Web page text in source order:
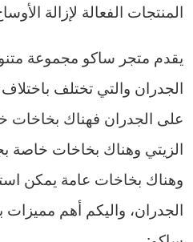
المنتجات الفعالة لإزالة
يقدم متجر ساكو مجموعة
الجدران والتي تختلف
على الجدران فهناك بخاخات
الزيتي وهناك بخاخات خاصة
وهناك بخاخات عامة يمكن
الجدران، واليكم أهم